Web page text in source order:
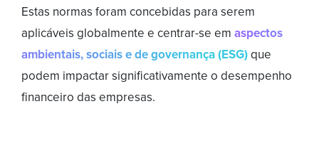
Estas normas foram concebidas para serem
aplicáveis ​​globalmente e centrar-se em aspectos
ambientais, sociais e de governança (ESG)que
podem impactar significativamente o desempenho
financeiro das empresas.